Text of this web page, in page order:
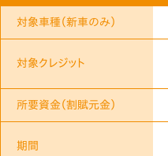
対象車種（新車のみ）
対象クレジット
所要資金（割賦元金）
期間